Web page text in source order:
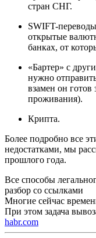
стран СНГ.
SWIFT-
открытые
банках, от
«Бартер» с
нужно
взамен он готов
проживания).
Крипта.
Более подробно все
недостатками, мы
прошлого года.
Все способы
разбор со ссылками
Многие сейчас
При этом задача
habr.com